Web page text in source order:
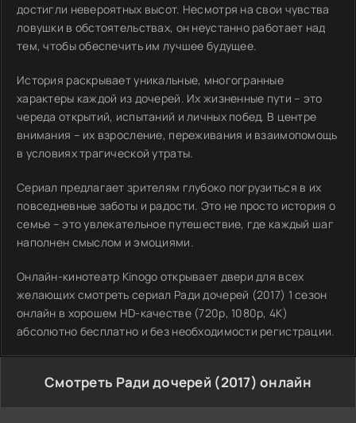
достигли невероятных высот. Несмотря на свои чувства
ловушки в обстоятельствах, он неустанно работает над
тем, чтобы обеспечить им лучшее будущее.
История раскрывает уникальные, многогранные
характеры каждой из дочерей. Их жизненные пути – это
череда открытий, испытаний и личных побед. В центре
внимания – их взросление, переживания и взаимопомощь
в условиях трагической утраты.
Сериал предлагает зрителям глубоко погрузиться в их
повседневные заботы и радости. Это не просто история о
семье – это увлекательное путешествие, где каждый шаг
наполнен смыслом и эмоциями.
Онлайн-кинотеатр Kinogo открывает двери для всех
желающих смотреть сериал Ради дочерей (2017) 1 сезон
онлайн в хорошем HD-качестве (720p, 1080p, 4K)
абсолютно бесплатно и без необходимости регистрации.
Смотреть Ради дочерей (2017) онлайн